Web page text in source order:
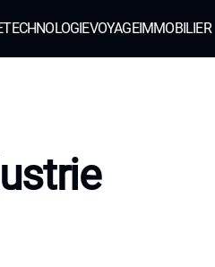
TECHNOLOGIEVOYAGEIMMOBILIER